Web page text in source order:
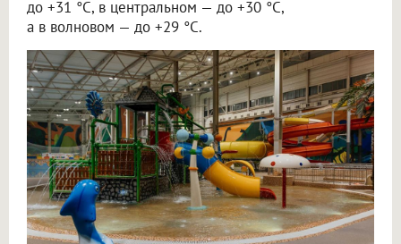
до +31 °C, в центральном — до +30 °C,
а в волновом — до +29 °C.